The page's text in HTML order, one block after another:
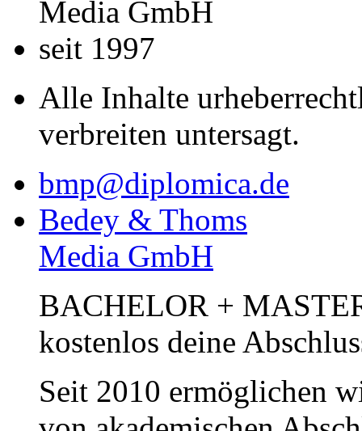
Media GmbH
seit 1997
Alle Inhalte
verbreiten untersagt.
bmp@diplomica.de
Bedey & Thoms
Media GmbH
BACHELOR +
kostenlos deine
Seit 2010 ermöglichen